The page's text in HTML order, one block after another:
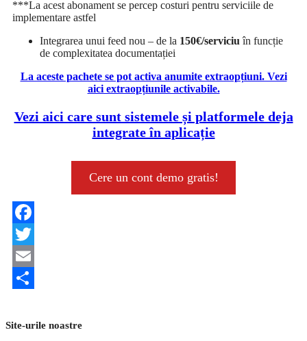
***La acest abonament se percep costuri pentru serviciile de
implementare astfel
Integrarea unui feed nou – de la 150€/serviciu în funcție
de complexitatea documentației
La aceste pachete se pot activa anumite extraopțiuni. Vezi
aici extraopțiunile activabile.
Vezi aici care sunt sistemele și platformele deja
integrate în aplicație
Cere un cont demo gratis!
Facebook
Twitter
Email
Site-urile noastre